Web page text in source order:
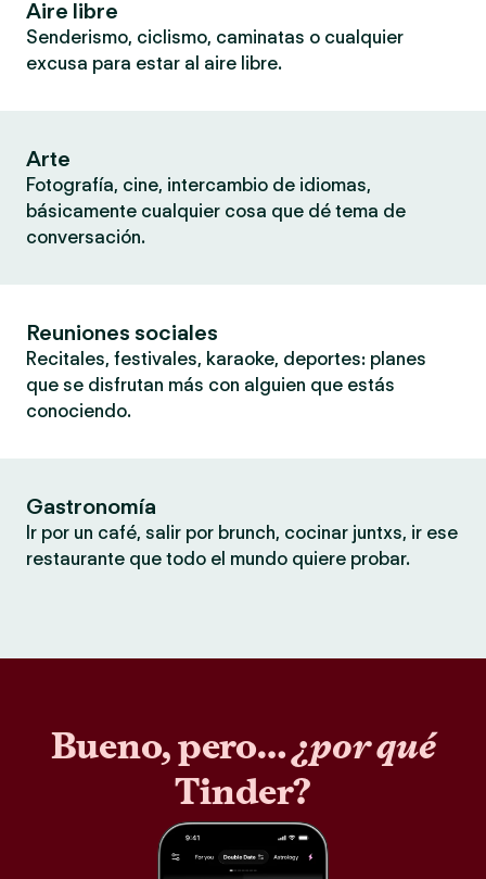
Aire libre
Senderismo, ciclismo, caminatas o cualquier
excusa para estar al aire libre.
Arte
Fotografía, cine, intercambio de idiomas,
básicamente cualquier cosa que dé tema de
conversación.
Reuniones sociales
Recitales, festivales, karaoke, deportes: planes
que se disfrutan más con alguien que estás
conociendo.
Gastronomía
Ir por un café, salir por brunch, cocinar juntxs, ir ese
restaurante que todo el mundo quiere probar.
Bueno, pero…¿por qué
Tinder?